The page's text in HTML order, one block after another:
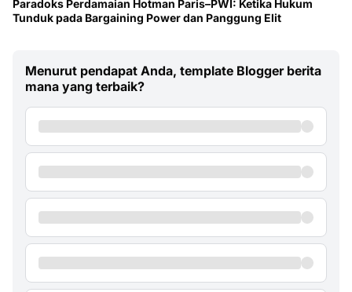
Paradoks Perdamaian Hotman Paris–PWI: Ketika Hukum
Tunduk pada Bargaining Power dan Panggung Elit
Menurut pendapat Anda, template Blogger berita
mana yang terbaik?